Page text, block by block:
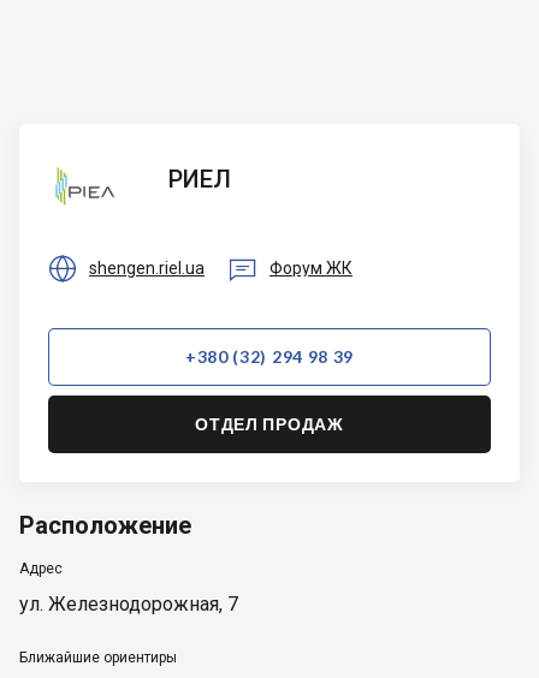
РИЕЛ
РИЕЛ
 shengen.riel.ua  Форум ЖК
+380 (32) 294 98 39
ОТДЕЛ ПРОДАЖ
Расположение
Адрес
ул. Железнодорожная, 7
Ближайшие ориентиры